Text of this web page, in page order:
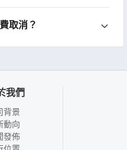
取消？
我們
背景
動向
發佈